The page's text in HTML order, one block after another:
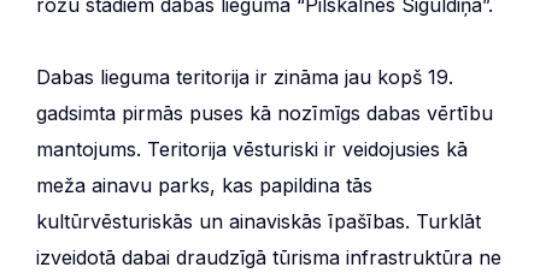
Dabas lieguma teritorija ir zināma jau kopš 19.
gadsimta pirmās puses kā nozīmīgs dabas vērtību
mantojums. Teritorija vēsturiski ir veidojusies kā
meža ainavu parks, kas papildina tās
kultūrvēsturiskās un ainaviskās īpašības. Turklāt
izveidotā dabai draudzīgā tūrisma infrastruktūra ne